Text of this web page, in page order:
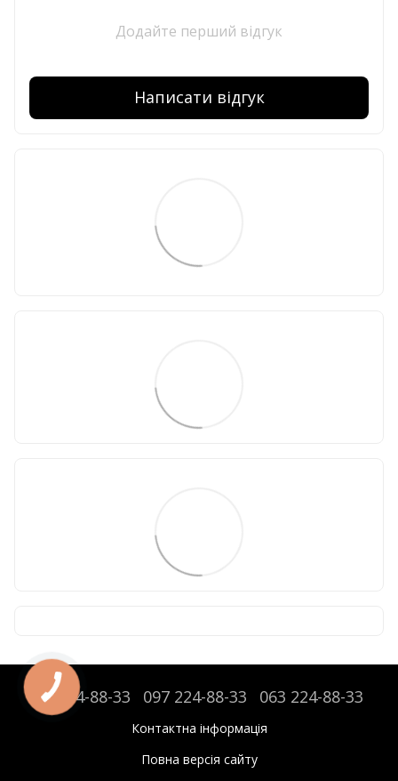
Додайте перший відгук
Написати відгук
095 224-88-33 097 224-88-33 063 224-88-33
Контактна інформація
Повна версія сайту